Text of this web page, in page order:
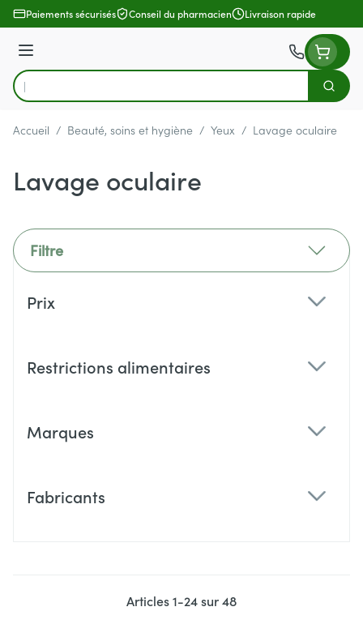
Aller au contenu
Paiements sécurisés Conseil du pharmacien Livraison rapide
Menu
Rechercher
Accueil / Beauté, soins et hygiène / Yeux / Lavage oculaire
Lavage oculaire
Filtre
Prix
Restrictions alimentaires
Marques
Fabricants
Articles1-24sur48